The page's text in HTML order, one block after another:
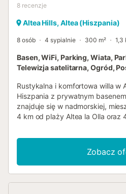
8 recenzje
Altea Hills, Altea (Hiszpania)
8 osób 4 sypialnie 300 m² 1,3
Basen, WiFi, Parking, Wiata,
Telewizja satelitarna, Ogród,
Rustykalna i komfortowa willa w
Hiszpania z prywatnym
znajduje się w nadmorskiej,
4 km od plaży Altea la Olla oraz
dla gości, rozmieszczonymi na
Zakwaterowanie oferuje ogród z
piękny basen oraz zapierające
morze. Jego komfort oraz
Zobacz